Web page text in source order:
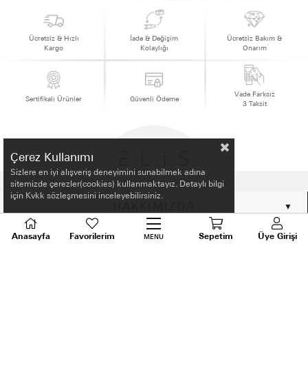
Ücretsiz & Hızlı
Kargo
İade & Değişim
Kolaylığı
Ücretsiz Bakım &
Onarım
Sertifikalı Ürünler Güvenli Ödeme
Vade Farksız
3 Taksit
ALIŞVERİŞ BİLGİLERİ
Çerez Kullanımı
Sizlere en iyi alışveriş deneyimini sunabilmek adına
sitemizde çerezler(cookies) kullanmaktayız. Detaylı bilgi
için Kvkk sözleşmesini inceleyebilirsiniz.
Anasayfa Favorilerim MENU Sepetim Üye Girişi